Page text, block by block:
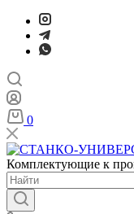
0
Комплектующие к